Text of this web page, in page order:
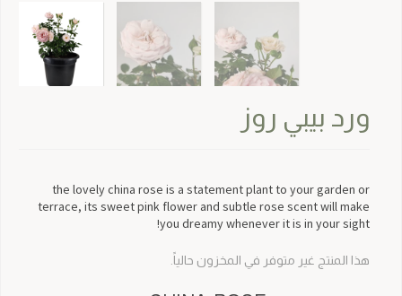
ورد بيبي روز
the lovely china rose is a statement plant to your garden or
terrace, its sweet pink flower and subtle rose scent will make
you dreamy whenever it is in your sight!
هذا المنتج غير متوفر في المخزون حالياً.